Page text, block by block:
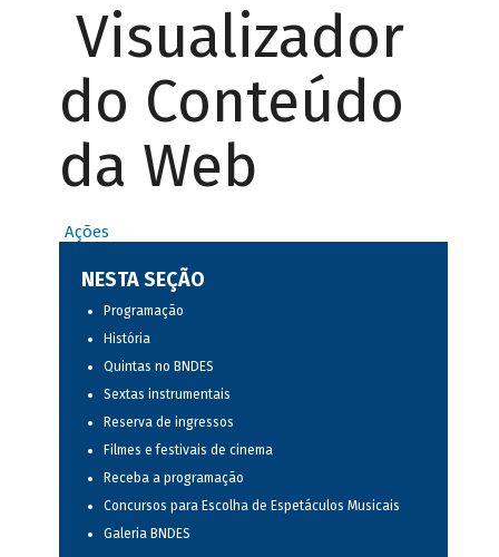
Visualizador
do Conteúdo
da Web
Ações
NESTA SEÇÃO
Programação
História
Quintas no BNDES
Sextas instrumentais
Reserva de ingressos
Filmes e festivais de cinema
Receba a programação
Concursos para Escolha de Espetáculos Musicais
Galeria BNDES